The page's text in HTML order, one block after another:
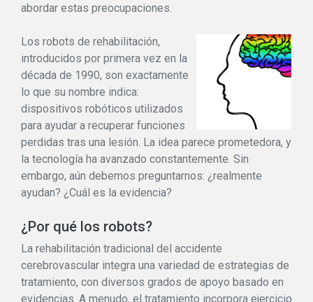
abordar estas preocupaciones.
Los robots de rehabilitación,
introducidos por primera vez en la
década de 1990, son exactamente
lo que su nombre indica:
dispositivos robóticos utilizados
para ayudar a recuperar funciones
perdidas tras una lesión. La idea parece prometedora, y
la tecnología ha avanzado constantemente. Sin
embargo, aún debemos preguntarnos: ¿realmente
ayudan? ¿Cuál es la evidencia?
¿Por qué los robots?
La rehabilitación tradicional del accidente
cerebrovascular integra una variedad de estrategias de
tratamiento, con diversos grados de apoyo basado en
evidencias. A menudo, el tratamiento incorpora ejercicio